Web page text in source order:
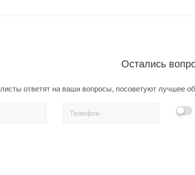
Остались
ответят на ваши вопросы, посоветуют лучшее